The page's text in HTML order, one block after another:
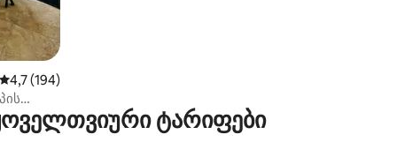
საშუალო შეფასებაა 5‑დან 4,7, 194 მიმოხილვა
4,7 (194)
ტარიფები